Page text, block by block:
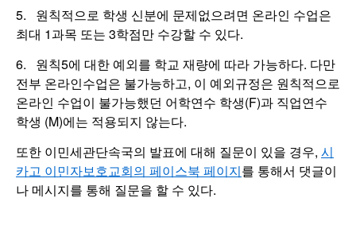
5. 원칙적으로 학생 신분에 문제없으려면 온라인 수업은
최대 1과목 또는 3학점만 수강할 수 있다.
6. 원칙5에 대한 예외를 학교 재량에 따라 가능하다. 다만
전부 온라인수업은 불가능하고, 이 예외규정은 원칙적으로
온라인 수업이 불가능했던 어학연수 학생(F)과 직업연수
학생 (M)에는 적용되지 않는다.
또한 이민세관단속국의 발표에 대해 질문이 있을 경우, 시
카고 이민자보호교회의 페이스북 페이지를 통해서 댓글이
나 메시지를 통해 질문을 할 수 있다.